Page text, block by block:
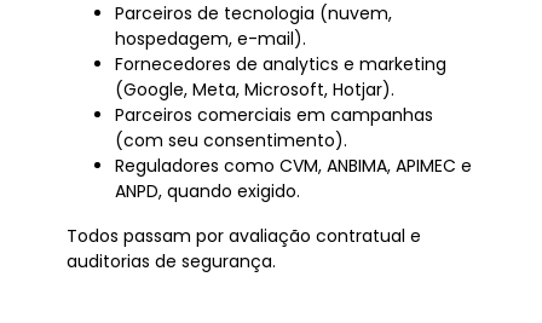
Parceiros de tecnologia (nuvem,
hospedagem, e-mail).
Fornecedores de analytics e marketing
(Google, Meta, Microsoft, Hotjar).
Parceiros comerciais em campanhas
(com seu consentimento).
Reguladores como CVM, ANBIMA, APIMEC e
ANPD, quando exigido.
Todos passam por avaliação contratual e
auditorias de segurança.